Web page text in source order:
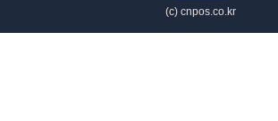
(c) cnpos.co.kr